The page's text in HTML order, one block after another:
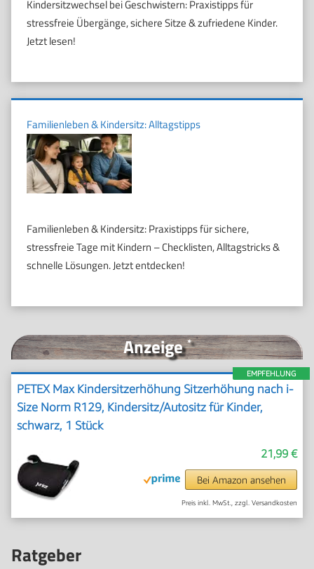
Kindersitzwechsel bei Geschwistern: Praxistipps für
stressfreie Übergänge, sichere Sitze & zufriedene Kinder.
Jetzt lesen!
Familienleben & Kindersitz: Alltagstipps
Familienleben & Kindersitz: Praxistipps für sichere,
stressfreie Tage mit Kindern – Checklisten, Alltagstricks &
schnelle Lösungen. Jetzt entdecken!
Ratgeber
Anzeige*
EMPFEHLUNG
PETEX Max Kindersitzerhöhung Sitzerhöhung nach i-
Size Norm R129, Kindersitz/Autositz für Kinder,
schwarz, 1 Stück
21,99 €
Bei Amazon ansehen
Preis inkl. MwSt., zzgl. Versandkosten